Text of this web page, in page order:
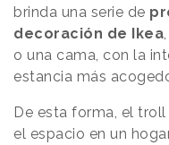
brinda una serie de
decoración de Ikea
o una cama, con la
estancia más
De esta forma, el
el espacio en un